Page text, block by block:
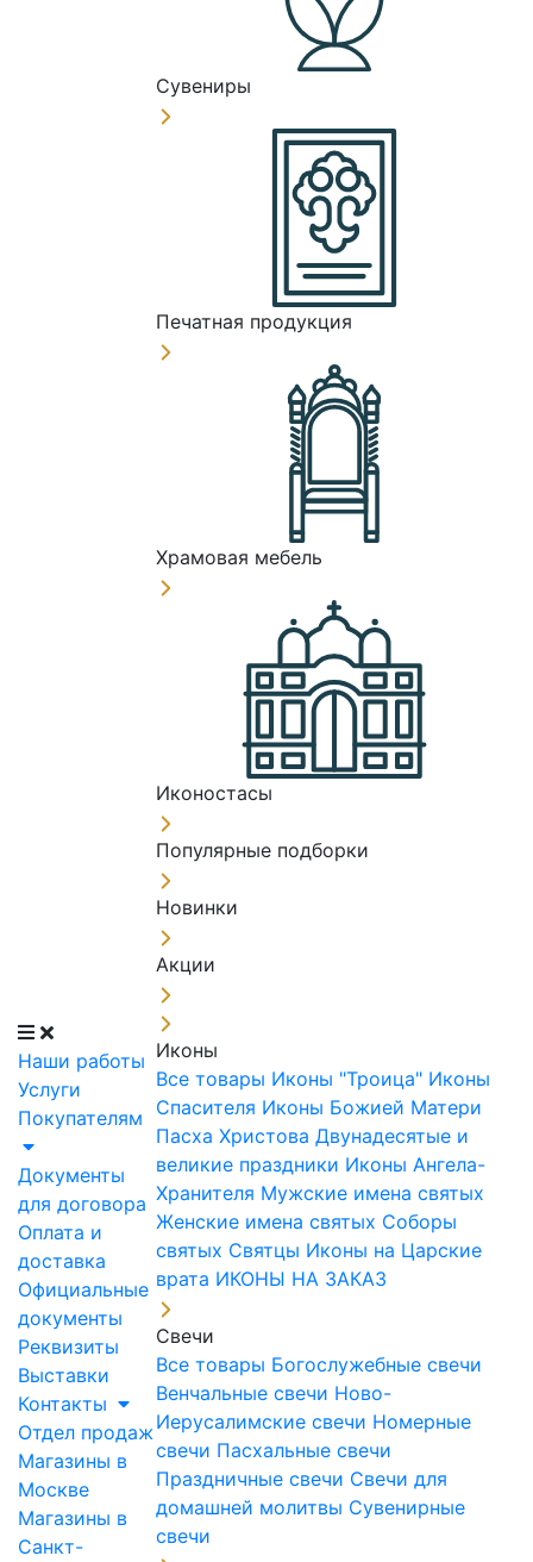
Наши работы
Услуги
Покупателям
Документы
для договора
Оплата и
доставка
Официальные
документы
Реквизиты
Выставки
Контакты
Отдел продаж
Магазины в
Москве
Магазины в
Санкт-
Сувениры
Печатная продукция
Храмовая мебель
Иконостасы
Популярные подборки
Новинки
Акции
Иконы
Все товары Иконы "Троица" Иконы
Спасителя Иконы Божией Матери
Пасха Христова Двунадесятые и
великие праздники Иконы Ангела-
Хранителя Мужские имена святых
Женские имена святых Соборы
святых Святцы Иконы на Царские
врата ИКОНЫ НА ЗАКАЗ
Свечи
Все товары Богослужебные свечи
Венчальные свечи Ново-
Иерусалимские свечи Номерные
свечи Пасхальные свечи
Праздничные свечи Свечи для
домашней молитвы Сувенирные
свечи